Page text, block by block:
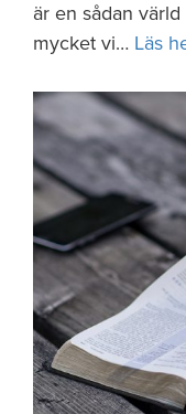
är en sådan
mycket vi… Läs